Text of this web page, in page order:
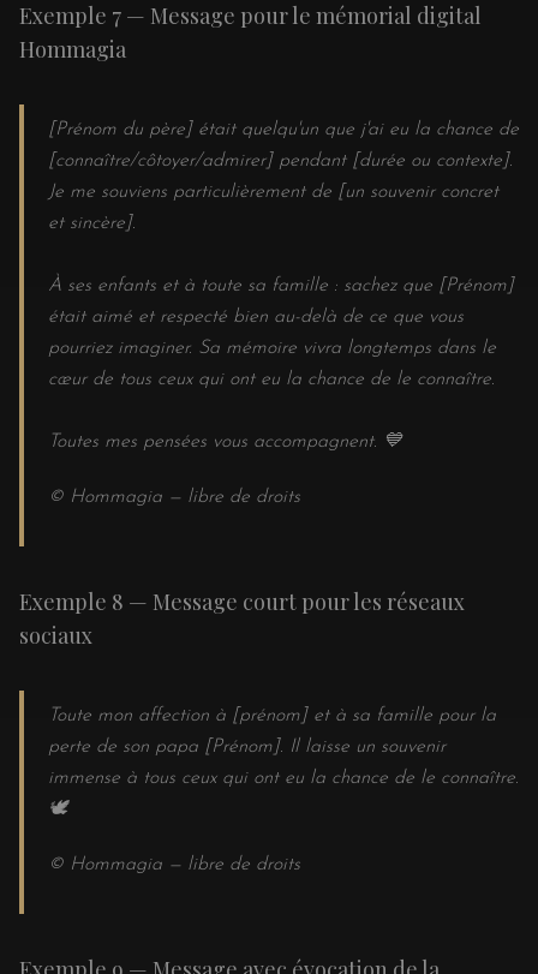
Exemple 7 — Message pour le mémorial digital
Hommagia
[Prénom du père] était quelqu'un que j'ai eu la chance de
[connaître/côtoyer/admirer] pendant [durée ou contexte].
Je me souviens particulièrement de [un souvenir concret
et sincère].
À ses enfants et à toute sa famille : sachez que [Prénom]
était aimé et respecté bien au-delà de ce que vous
pourriez imaginer. Sa mémoire vivra longtemps dans le
cœur de tous ceux qui ont eu la chance de le connaître.
Toutes mes pensées vous accompagnent. 💙
© Hommagia — libre de droits
Exemple 8 — Message court pour les réseaux
sociaux
Toute mon affection à [prénom] et à sa famille pour la
perte de son papa [Prénom]. Il laisse un souvenir
immense à tous ceux qui ont eu la chance de le connaître.
🕊️
© Hommagia — libre de droits